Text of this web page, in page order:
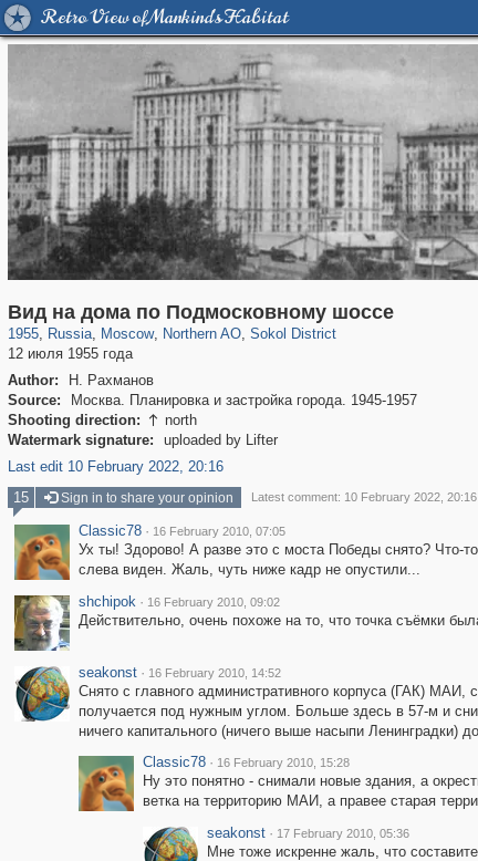
Retro View of Mankind's Habitat
Вид на дома по Подмосковному шоссе
1955, Russia
1,406,034 29,243
, Moscow
319,724 8,286
, Northern AO
22,533 598
, Sokol District
3,442 98
12 июля 1955 года
Author:
Н. Рахманов
Source:
Москва. Планировка и застройка города. 1945-1957
Shooting direction:  north
Watermark signature:
uploaded by Lifter
Last edit 10 February 2022, 20:16
15 Sign in to share your opinion Latest comment: 10 February 2022, 20:16
Classic78 · 16 February 2010, 07:05
Ух ты! Здорово! А разве это с моста Победы снято? Что-
слева виден. Жаль, чуть ниже кадр не опустили...
shchipok · 16 February 2010, 09:02
Действительно, очень похоже на то, что точка съёмки
seakonst · 16 February 2010, 14:52
Снято с главного административного корпуса (ГАК)
получается под нужным углом. Больше здесь в 57-м и
ничего капитального (ничего выше насыпи Ленинградки)
Classic78 · 16 February 2010, 15:28
Ну это понятно - снимали новые здания, а
ветка на территорию МАИ, а правее старая
seakonst · 17 February 2010, 05:36
Мне тоже искренне жаль, что